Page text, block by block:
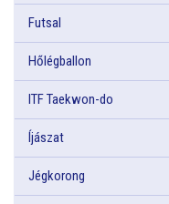
Futsal
Hőlégballon
ITF Taekwon-do
Íjászat
Jégkorong